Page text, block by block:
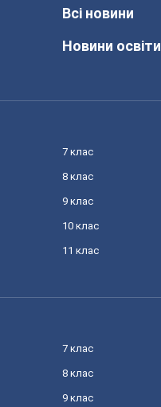
Всі новини
Новини освіти
7 клас
8 клас
9 клас
10 клас
11 клас
7 клас
8 клас
9 клас